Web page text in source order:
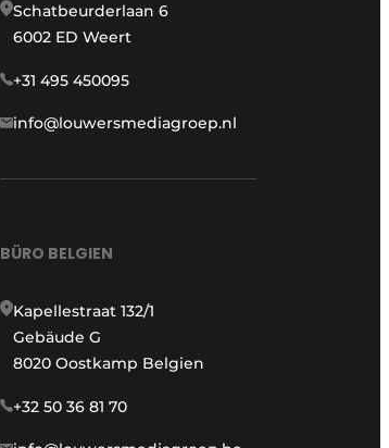
Schatbeurderlaan 6
6002 ED Weert
+31 495 450095
info@louwersmediagroep.nl
BÜRO BELGIEN
Kapellestraat 132/1
Gebäude G
8020 Oostkamp Belgien
+32 50 36 81 70